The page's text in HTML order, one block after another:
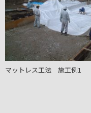
マットレス工法 施工例1